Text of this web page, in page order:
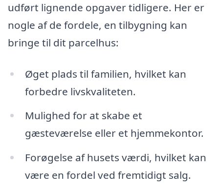
udført lignende opgaver tidligere. Her er
nogle af de fordele, en tilbygning kan
bringe til dit parcelhus:
Øget plads til familien, hvilket kan
forbedre livskvaliteten.
Mulighed for at skabe et
gæsteværelse eller et hjemmekontor.
Forøgelse af husets værdi, hvilket kan
være en fordel ved fremtidigt salg.